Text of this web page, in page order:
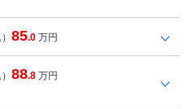
）85.0 万円
）88.8 万円